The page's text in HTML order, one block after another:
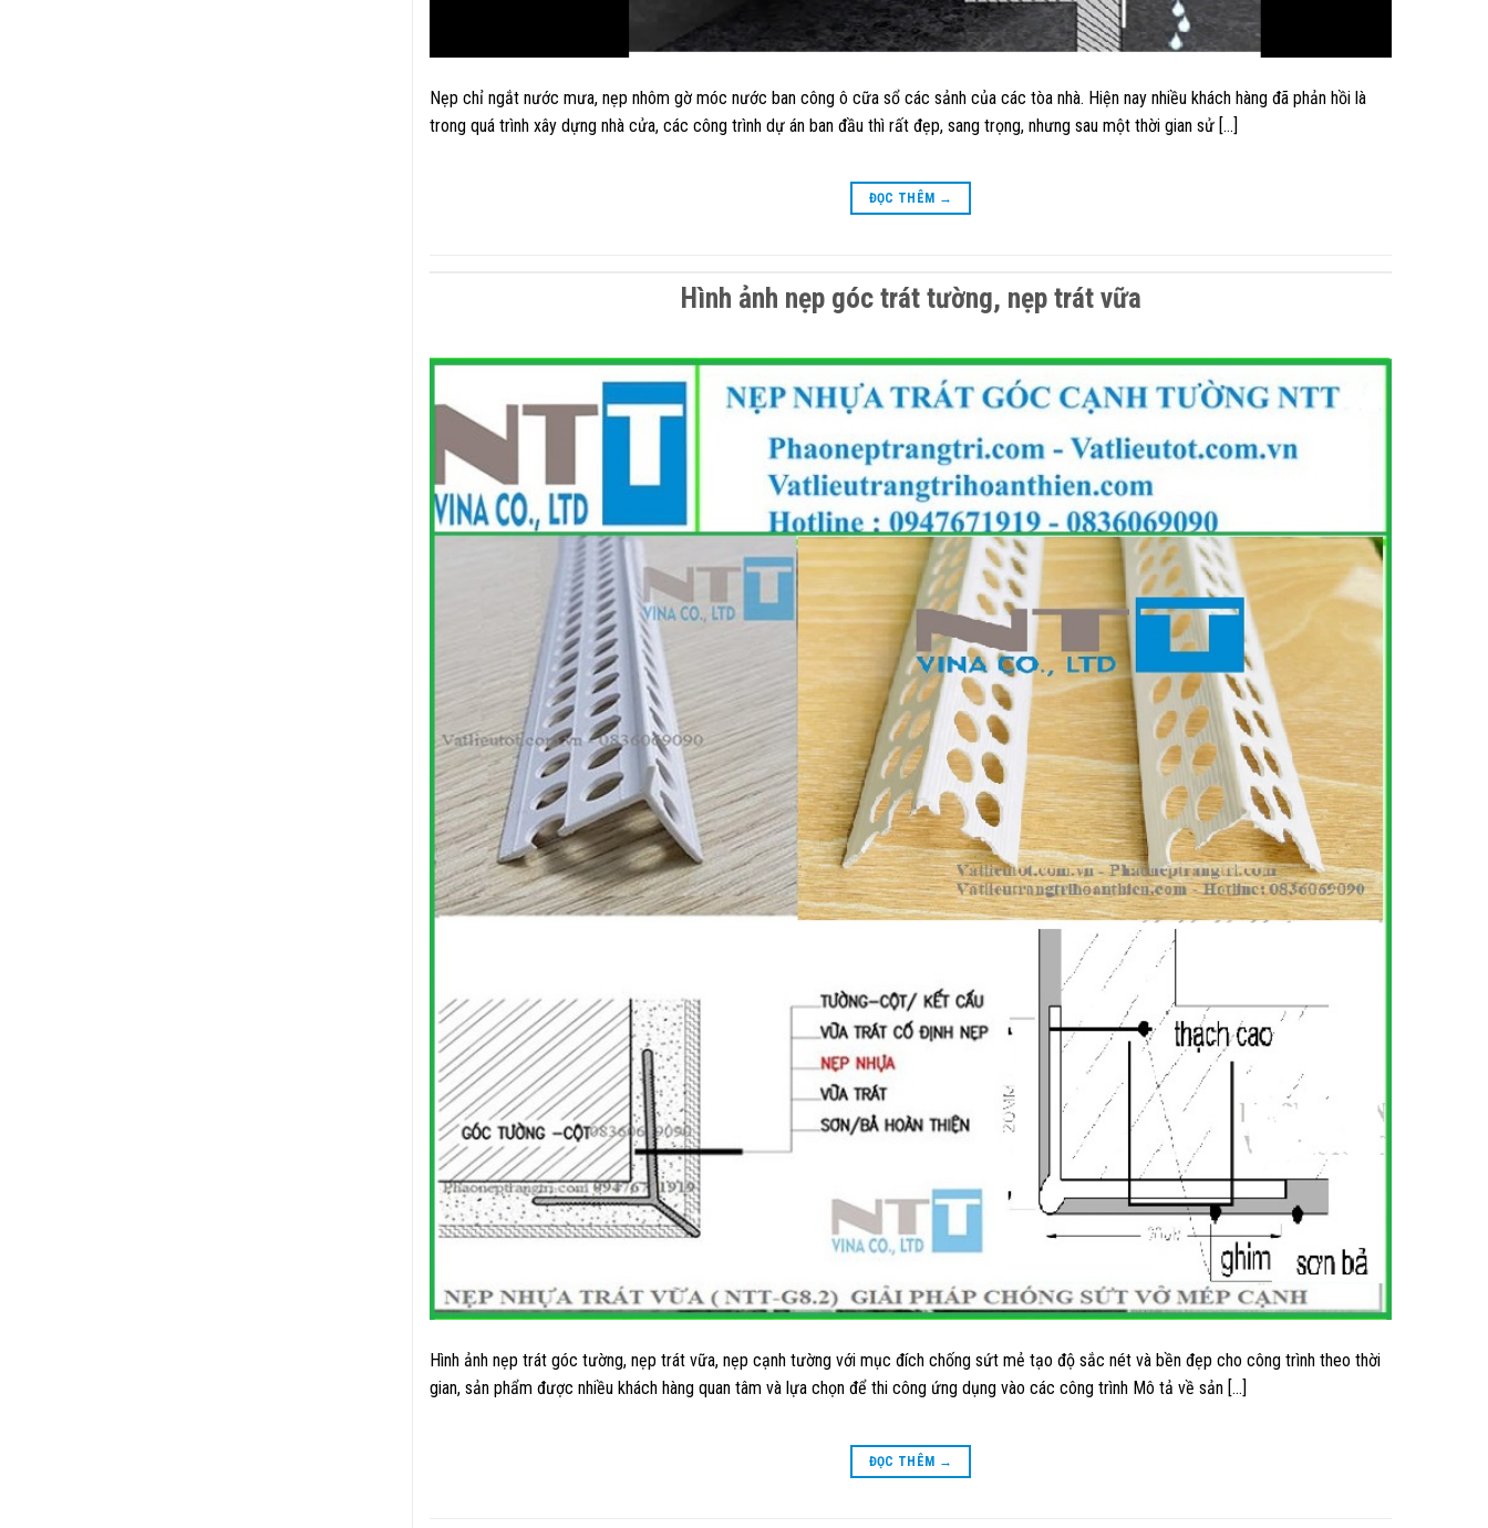
Nẹp chỉ ngắt nước mưa, nẹp nhôm gờ móc nước ban công ô cữa sổ các sảnh của các tòa nhà. Hiện nay nhiều khách hàng đã phản hồi là
trong quá trình xây dựng nhà cửa, các công trình dự án ban đầu thì rất đẹp, sang trọng, nhưng sau một thời gian sử […]
ĐỌC THÊM →
Hình ảnh nẹp góc trát tường, nẹp trát vữa
Hình ảnh nẹp trát góc tường, nẹp trát vữa, nẹp cạnh tường với mục đích chống sứt mẻ tạo độ sắc nét và bền đẹp cho công trình theo thời
gian, sản phẩm được nhiều khách hàng quan tâm và lựa chọn để thi công ứng dụng vào các công trình Mô tả về sản […]
ĐỌC THÊM →